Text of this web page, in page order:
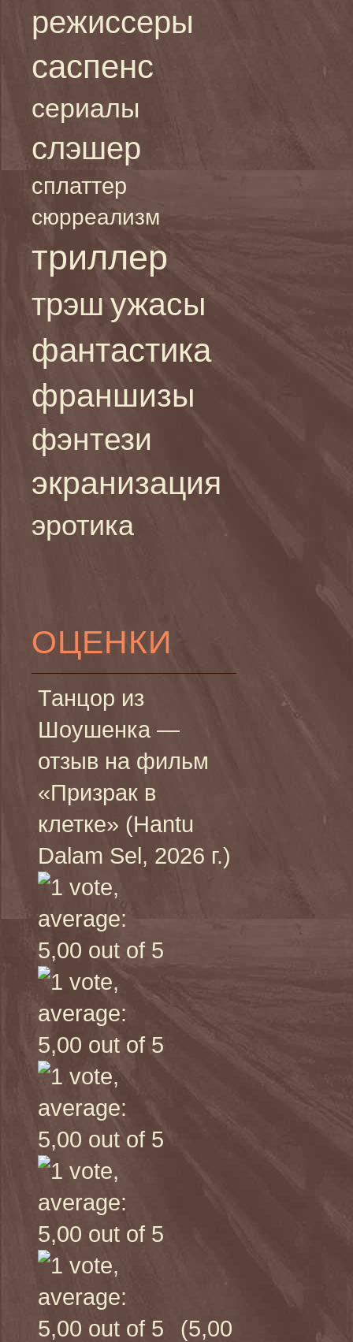
режиссеры
саспенс
сериалы
слэшер
сплаттер
сюрреализм
триллер
трэш ужасы
фантастика
франшизы
фэнтези
экранизация
эротика
ОЦЕНКИ
Танцор из
Шоушенка —
отзыв на фильм
«Призрак в
клетке» (Hantu
Dalam Sel, 2026 г.)
(5,00